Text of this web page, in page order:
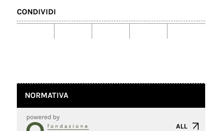
CONDIVIDI
NORMATIVA
ALL